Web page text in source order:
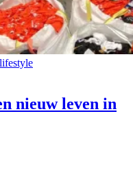
nieuw leven in